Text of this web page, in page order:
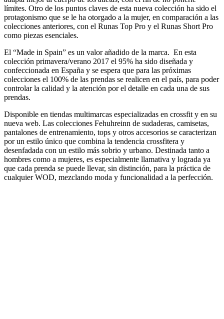
límites. Otro de los puntos claves de esta nueva colección ha sido el
protagonismo que se le ha otorgado a la mujer, en comparación a las
colecciones anteriores, con el Runas Top Pro y el Runas Short Pro
como piezas esenciales.
El “Made in Spain” es un valor añadido de la marca. En esta
colección primavera/verano 2017 el 95% ha sido diseñada y
confeccionada en España y se espera que para las próximas
colecciones el 100% de las prendas se realicen en el país, para poder
controlar la calidad y la atención por el detalle en cada una de sus
prendas.
Disponible en tiendas multimarcas especializadas en crossfit y en su
nueva web. Las colecciones Fehuhreinn de sudaderas, camisetas,
pantalones de entrenamiento, tops y otros accesorios se caracterizan
por un estilo único que combina la tendencia crossfitera y
desenfadada con un estilo más sobrio y urbano. Destinada tanto a
hombres como a mujeres, es especialmente llamativa y lograda ya
que cada prenda se puede llevar, sin distinción, para la práctica de
cualquier WOD, mezclando moda y funcionalidad a la perfección.